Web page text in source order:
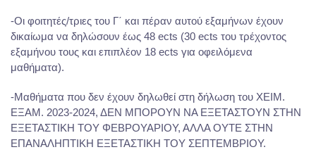
-Οι φοιτητές/τριες του Γ΄ και πέραν αυτού εξαμήνων έχουν
δικαίωμα να δηλώσουν έως 48 ects (30 ects του τρέχοντος
εξαμήνου τους και επιπλέον 18 ects για οφειλόμενα
μαθήματα).
-Μαθήματα που δεν έχουν δηλωθεί στη δήλωση του ΧΕΙΜ.
ΕΞΑΜ. 2023-2024, ΔΕΝ ΜΠΟΡΟΥΝ ΝΑ ΕΞΕΤΑΣΤΟΥΝ ΣΤΗΝ
ΕΞΕΤΑΣΤΙΚΗ ΤΟΥ ΦΕΒΡΟΥΑΡΙΟΥ, ΑΛΛΑ ΟΥΤΕ ΣΤΗΝ
ΕΠΑΝΑΛΗΠΤΙΚΗ ΕΞΕΤΑΣΤΙΚΗ ΤΟΥ ΣΕΠΤΕΜΒΡΙΟΥ.